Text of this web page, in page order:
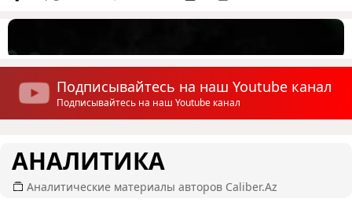
Подписывайтесь на наш Youtube канал
Подписывайтесь на наш Youtube канал
АНАЛИТИКА
Аналитические материалы авторов Caliber.Az